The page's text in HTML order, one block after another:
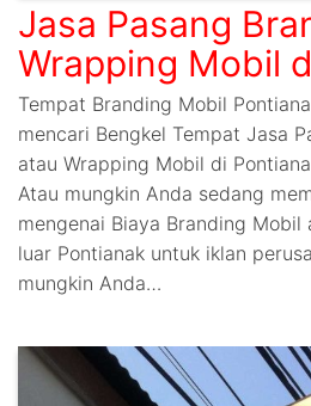
Jasa Pasang
Wrapping Mobil
Tempat Branding Mobil
mencari Bengkel Tempat Jasa
atau Wrapping Mobil di
Atau mungkin Anda sedang
mengenai Biaya Branding
luar Pontianak untuk iklan
mungkin Anda…